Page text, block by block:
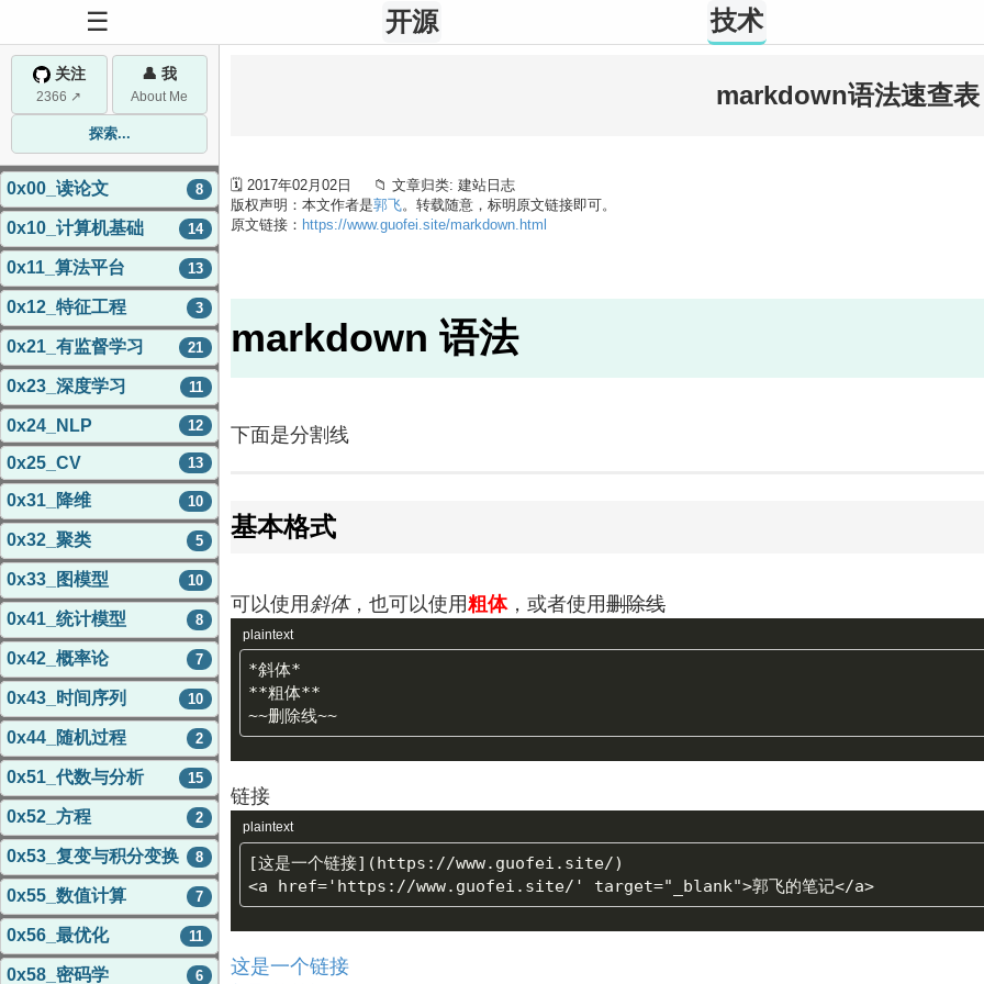
☰ 开源 技术
关注
2366 ↗
👤 我
About Me
探索...
0x00_读论文 8
0x10_计算机基础 14
0x11_算法平台 13
0x12_特征工程 3
0x21_有监督学习 21
0x23_深度学习 11
0x24_NLP 12
0x25_CV 13
0x31_降维 10
0x32_聚类 5
0x33_图模型 10
0x41_统计模型 8
0x42_概率论 7
0x43_时间序列 10
0x44_随机过程 2
0x51_代数与分析 15
0x52_方程 2
0x53_复变与积分变换 8
0x55_数值计算 7
0x56_最优化 11
0x58_密码学 6
markdown语法速查表
🗓 2017年02月02日 📁 文章归类: 建站日志
版权声明：本文作者是郭飞。转载随意，标明原文链接即可。
原文链接： https://www.guofei.site/markdown.html
markdown 语法
下面是分割线
基本格式
可以使用 斜体，也可以使用粗体，或者使用删除线
*斜体*
**粗体**
plaintext
链接
[这是一个链接](https://www.guofei.site/)
plaintext
这是一个链接